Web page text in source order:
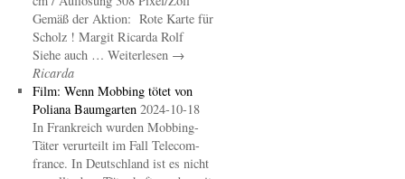
Gemäß der Aktion: Rote Karte für
Scholz ! Margit Ricarda Rolf
Siehe auch … Weiterlesen →
Ricarda
Film: Wenn Mobbing tötet von
Poliana Baumgarten 2024-10-18
In Frankreich wurden Mobbing-
Täter verurteilt im Fall Telecom-
france. In Deutschland ist es nicht